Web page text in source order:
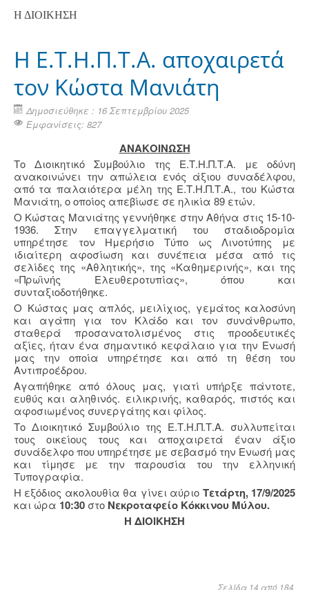
Η ΔΙΟΙΚΗΣΗ
H Ε.Τ.Η.Π.Τ.Α. αποχαιρετά
τον Κώστα Μανιάτη
Δημοσιεύθηκε : 16 Σεπτεμβρίου 2025
Εμφανίσεις: 827
ΑΝΑΚΟΙΝΩΣΗ
Το Διοικητικό Συμβούλιο της Ε.Τ.Η.Π.Τ.Α. με οδύνη
ανακοινώνει την απώλεια ενός άξιου συναδέλφου,
από τα παλαιότερα μέλη της Ε.Τ.Η.Π.Τ.Α., του Κώστα
Μανιάτη, ο οποίος απεβίωσε σε ηλικία 89 ετών.
Ο Κώστας Μανιάτης γεννήθηκε στην Αθήνα στις 15-10-
1936. Στην επαγγελματική του σταδιοδρομία
υπηρέτησε τον Ημερήσιο Τύπο ως Λινοτύπης με
ιδιαίτερη αφοσίωση και συνέπεια μέσα από τις
σελίδες της «Αθλητικής», της «Καθημερινής», και της
«Πρωϊνής Ελευθεροτυπίας», όπου και
συνταξιοδοτήθηκε.
Ο Κώστας μας απλός, μειλίχιος, γεμάτος καλοσύνη
και αγάπη για τον Κλάδο και τον συνάνθρωπο,
σταθερά προσανατολισμένος στις προοδευτικές
αξίες, ήταν ένα σημαντικό κεφάλαιο για την Ενωσή
μας την οποία υπηρέτησε και από τη θέση του
Αντιπροέδρου.
Αγαπήθηκε από όλους μας, γιατί υπήρξε πάντοτε,
ευθύς και αληθινός. ειλικρινής, καθαρός, πιστός και
αφοσιωμένος συνεργάτης και φίλος.
Το Διοικητικό Συμβούλιο της Ε.Τ.Η.Π.Τ.Α. συλλυπείται
τους οικείους τους και αποχαιρετά έναν άξιο
συνάδελφο που υπηρέτησε με σεβασμό την Ενωσή μας
και τίμησε με την παρουσία του την ελληνική
Τυπογραφία.
Η εξόδιος ακολουθία θα γίνει αύριο Τετάρτη, 17/9/2025
και ώρα 10:30 στο Νεκροταφείο Κόκκινου Μύλου.
Η ΔΙΟΙΚΗΣΗ
Σελίδα 14 από 184